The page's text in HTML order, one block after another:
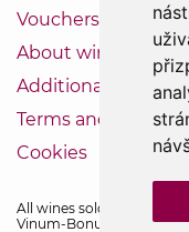
Vouchers
About wine
Additional service
Terms and
Cookies
All wines sold by us
Vinum-Bonum — the